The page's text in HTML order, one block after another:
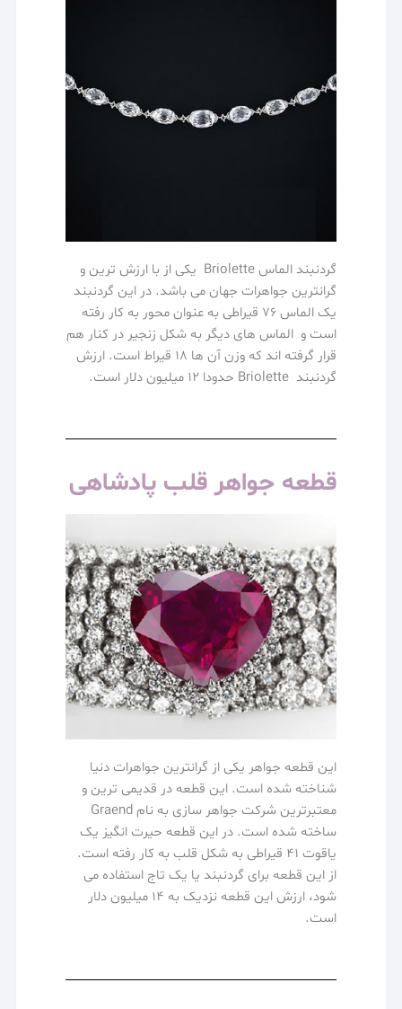
گردنبند الماس Briolette
یکی از با ارزش ترین و
گرانترین جواهرات جهان می باشد. در این گردنبند
یک الماس 76 قیراطی به عنوان محور به کار رفته
است و الماس های دیگر به شکل زنجیر در کنار هم
قرار گرفته اند که وزن آن ها 18 قیراط است. ارزش
گردنبند Briolette حدودا 12 میلیون دلار است.
قطعه جواهر قلب پادشاهی
این قطعه جواهر یکی از گرانترین جواهرات دنیا
شناخته شده است. این قطعه در قدیمی ترین و
معتبرترین شرکت جواهر سازی به نام Graend
ساخته شده است. در این قطعه حیرت انگیز یک
یاقوت 41 قیراطی به شکل قلب به کار رفته است.
از این قطعه برای گردنبند یا یک تاج استفاده می
شود، ارزش این قطعه نزدیک به 14 میلیون دلار
است.